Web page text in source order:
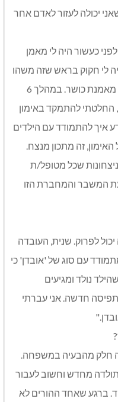
יכולה לעזור לאדם אחר
כעשור היה לי מאמן
לי חקוק בראש שזה משהו
שאני אדע לעשות בעתיד כיוון שאני גם מאמנת כושר. במהלך 6
החלטתי להתמקד באימון
איך להתמודד עם הילדים
זה מתכון מנצח.
שכל מטופל/ת
המשבר והמחברת הזו
לפרוק. שנית, העובדה
עם סוג של 'אובדן' כי
נולד ומגיעים
חדשה. אני עברתי
חלק מהבעיה במשפחה.
מחדש וחשוב לעבור
ברגע שאחד ההורים לא